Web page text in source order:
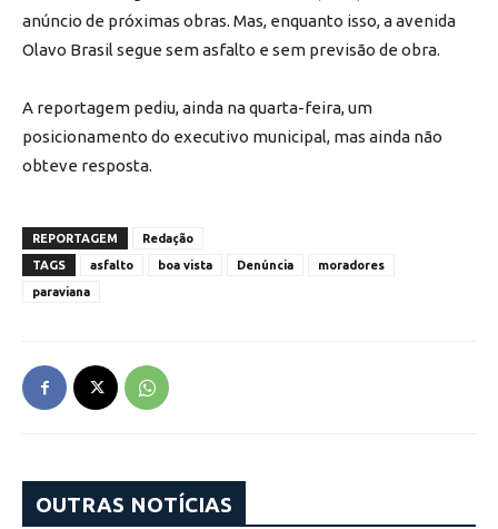
anúncio de próximas obras. Mas, enquanto isso, a avenida
Olavo Brasil segue sem asfalto e sem previsão de obra.
A reportagem pediu, ainda na quarta-feira, um
posicionamento do executivo municipal, mas ainda não
obteve resposta.
REPORTAGEM
Redação
TAGS
asfalto boa vista Denúncia
moradores
paraviana
OUTRAS NOTÍCIAS